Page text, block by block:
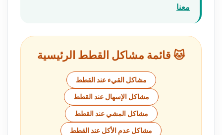
معنا
🐱 قائمة مشاكل القطط الرئيسية
مشاكل القيء عند القطط
مشاكل الإسهال عند القطط
مشاكل المشي عند القطط
مشاكل عدم الأكل عند القطط